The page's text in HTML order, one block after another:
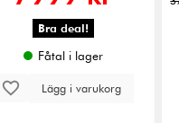
Bra deal!
Fåtal i lager
Lägg i varukorg